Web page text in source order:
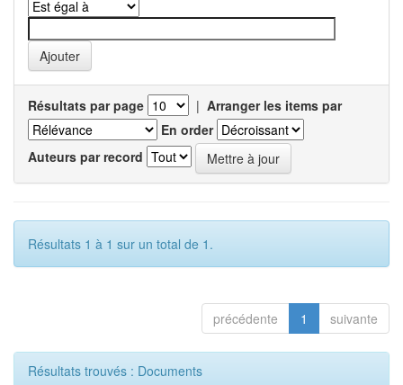
Résultats par page | Arranger les items par
En order
Auteurs par record
Résultats 1 à 1 sur un total de 1.
précédente 1 suivante
Résultats trouvés : Documents